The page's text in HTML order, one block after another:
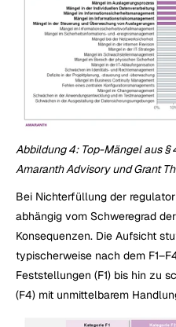
Abbildung 4: Top-Mängel aus §
Amaranth Advisory und Grant
Bei Nichterfüllung der
abhängig vom Schweregrad
Konsequenzen. Die Aufsicht
typischerweise nach dem
Feststellungen (F1) bis hin zu
(F4) mit unmittelbarem